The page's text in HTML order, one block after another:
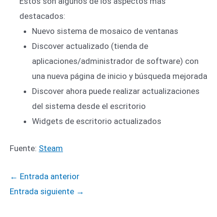
destacados:
Nuevo sistema de mosaico de ventanas
Discover actualizado (tienda de
aplicaciones/administrador de software) con
una nueva página de inicio y búsqueda mejorada
Discover ahora puede realizar actualizaciones
del sistema desde el escritorio
Widgets de escritorio actualizados
Fuente: Steam
← Entrada anterior
Entrada siguiente →